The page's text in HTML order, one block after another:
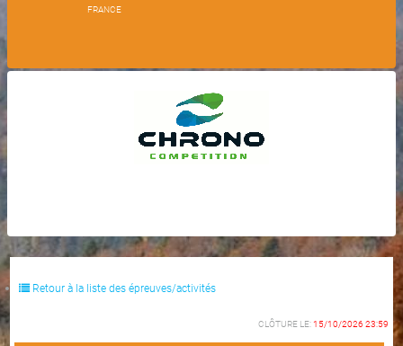
FRANCE
Retour à la liste des épreuves/activités
CLÔTURE LE:15/10/2026 23:59